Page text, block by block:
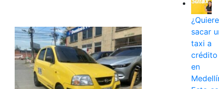
sacar
taxi a
crédito
en